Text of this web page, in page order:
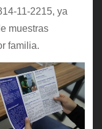
11-2215, ya
muestras
familia.